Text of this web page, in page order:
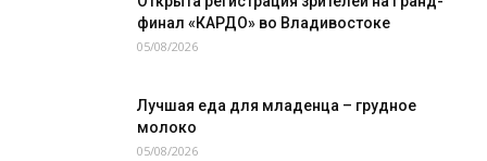
финал «КАРДО» во Владивостоке
05/08/2026
Лучшая еда для младенца – грудное
молоко
05/08/2026